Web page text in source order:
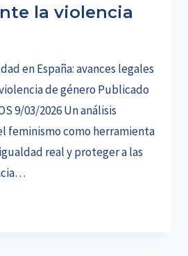
la violencia
en España: avances legales
de género Publicado
9/03/2026 Un análisis
feminismo como herramienta
real y proteger a las